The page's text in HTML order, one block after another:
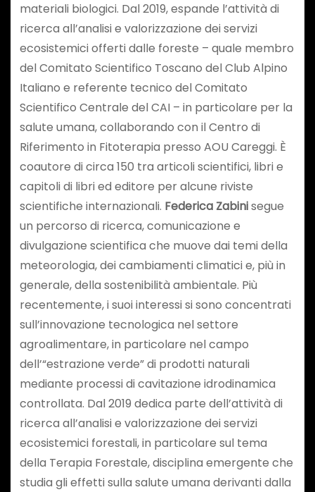
materiali biologici. Dal 2019, espande l’attività di
ricerca all’analisi e valorizzazione dei servizi
ecosistemici offerti dalle foreste – quale membro
del Comitato Scientifico Toscano del Club Alpino
Italiano e referente tecnico del Comitato
Scientifico Centrale del CAI – in particolare per la
salute umana, collaborando con il Centro di
Riferimento in Fitoterapia presso AOU Careggi. È
coautore di circa 150 tra articoli scientifici, libri e
capitoli di libri ed editore per alcune riviste
scientifiche internazionali. Federica Zabinisegue
un percorso di ricerca, comunicazione e
divulgazione scientifica che muove dai temi della
meteorologia, dei cambiamenti climatici e, più in
generale, della sostenibilità ambientale. Più
recentemente, i suoi interessi si sono concentrati
sull’innovazione tecnologica nel settore
agroalimentare, in particolare nel campo
dell’“estrazione verde” di prodotti naturali
mediante processi di cavitazione idrodinamica
controllata. Dal 2019 dedica parte dell’attività di
ricerca all’analisi e valorizzazione dei servizi
ecosistemici forestali, in particolare sul tema
della Terapia Forestale, disciplina emergente che
studia gli effetti sulla salute umana derivanti dalla